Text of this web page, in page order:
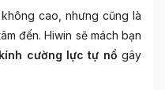
không cao, nhưng cũng là
đến. Hiwin sẽ mách bạn
kính cường lực tự nổ gây